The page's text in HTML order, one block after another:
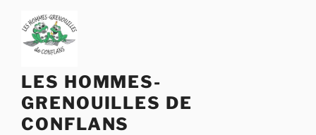
contenu
principal
LES HOMMES-
GRENOUILLES DE
CONFLANS